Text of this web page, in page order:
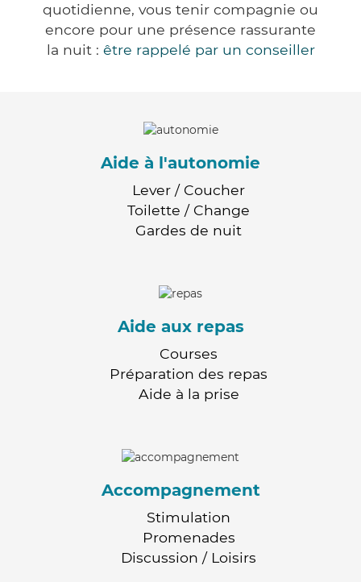
quotidienne, vous tenir compagnie ou
encore pour une présence rassurante
la nuit : être rappelé par un conseiller
Aide à l'autonomie
Lever / Coucher
Toilette / Change
Gardes de nuit
Aide aux repas
Courses
Préparation des repas
Aide à la prise
Accompagnement
Stimulation
Promenades
Discussion / Loisirs